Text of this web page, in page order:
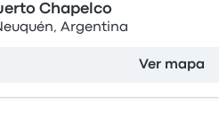
Chapelco
Argentina
Ver mapa